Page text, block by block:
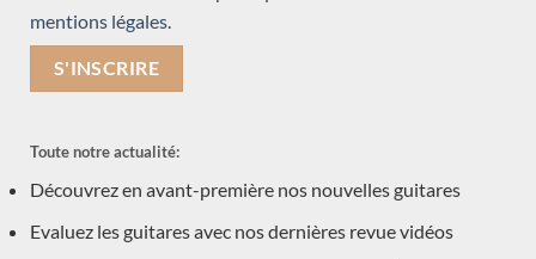
Andreas Madimenos
Leonardo de Gregorio
Daniel Friederich
Jeremy Cooper
Jose Ramirez
mentions légales.
Toute notre actualité:
Découvrez en avant-première nos nouvelles guitares
Evaluez les guitares avec nos dernières revue vidéos